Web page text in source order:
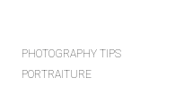
PHOTOGRAPHY TIPS
PORTRAITURE